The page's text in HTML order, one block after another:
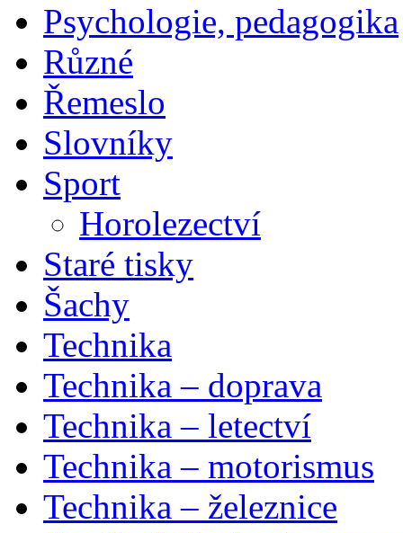
Psychologie, pedagogika
Různé
Řemeslo
Slovníky
Sport
Horolezectví
Staré tisky
Šachy
Technika
Technika – doprava
Technika – letectví
Technika – motorismus
Technika – železnice